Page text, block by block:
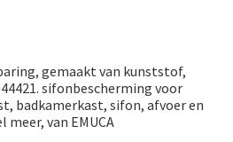
gemaakt van kunststof,
sifonbescherming voor
badkamerkast, sifon, afvoer en
meer, van EMUCA